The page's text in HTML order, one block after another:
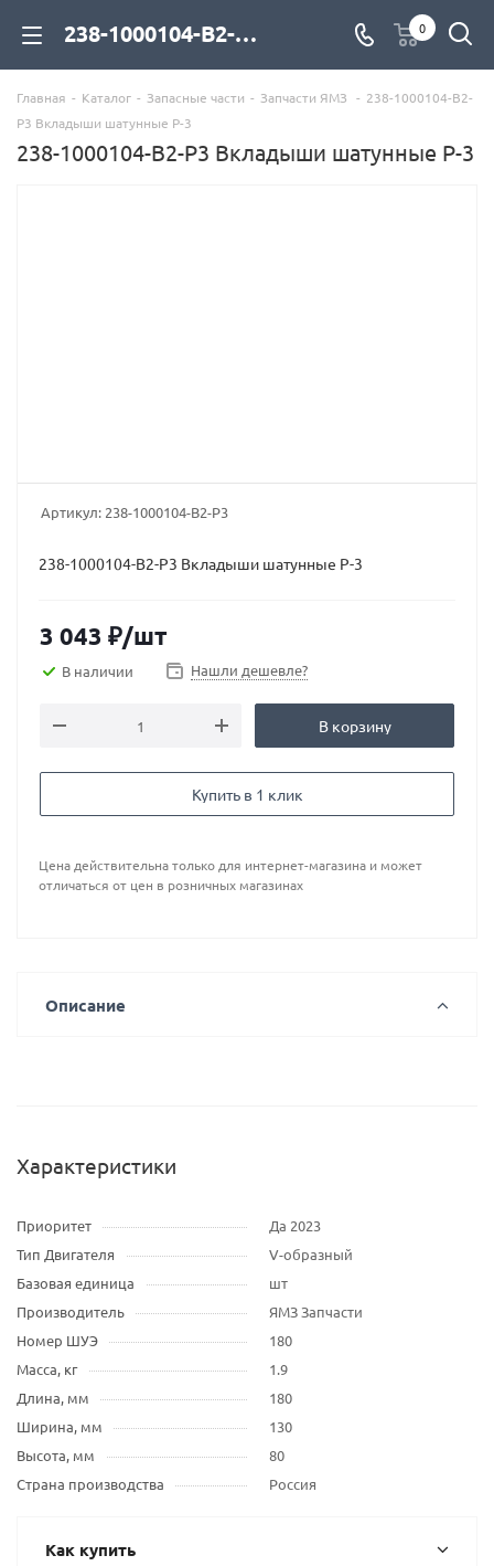
238-1000104-В2-Р3 Вкладыши шатунные Р-3 для дизельных двигателей купить со склада с доставкой по цене официального дилера - компания Дизель Экспорт 0
Главная - Каталог - Запасные части - Запчасти ЯМЗ - 238-1000104-В2-
Р3 Вкладыши шатунные Р-3
238-1000104-В2-Р3 Вкладыши шатунные Р-3
Артикул: 238-1000104-В2-Р3
238-1000104-В2-Р3 Вкладыши шатунные Р-3
3 043 ₽/шт
В наличии Нашли дешевле?
В корзину
Купить в 1 клик
Цена действительна только для интернет-магазина и может
отличаться от цен в розничных магазинах
Описание
Характеристики
Приоритет
Да 2023
Тип Двигателя
V-образный
Базовая единица
шт
Производитель
ЯМЗ Запчасти
Номер ШУЭ
180
Масса, кг
1.9
Длина, мм
180
Ширина, мм
130
Высота, мм
80
Страна производства
Россия
Как купить